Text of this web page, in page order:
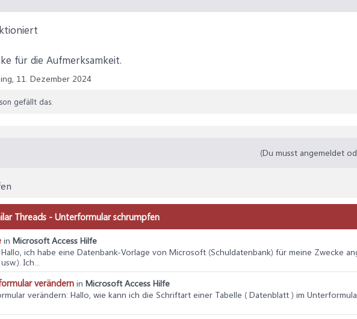
für die Aufmerksamkeit.
11. Dezember 2024
gefällt das.
(Du musst angemeldet
Threads - Unterformular schrumpfen
in Microsoft Access Hilfe
Hallo, ich habe eine Datenbank-Vorlage von Microsoft (Schuldatenbank) für meine Zwecke
Ich...
verändern in Microsoft Access Hilfe
verändern: Hallo, wie kann ich die Schriftart einer Tabelle ( Datenblatt ) im